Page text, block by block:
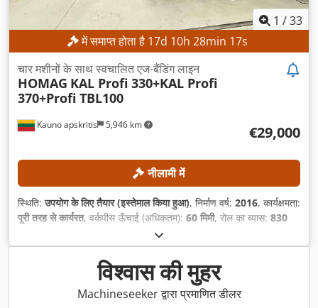
1 /33
में समाप्त होता है 17d 10h 28min 15s
Kauno apskritis 5,946 km
चार मशीनों के साथ स्वचालित एज-बैंडिंग लाइन
HOMAG KAL Profi 330+KAL Profi
370+Profi TBL100
€29,000
नीलामी में
स्थिति:उपयोग के लिए तैयार (इस्तेमाल किया हुआ), निर्माण वर्ष: 2016, कार्यक्षमता:
पूरी तरह से कार्यरत, वर्कपीस ऊँचाई (अधिकतम): 60 मिमी, रोल का व्यास: 830
विश्वास की मुहर
Machineseeker द्वारा प्रमाणित डीलर